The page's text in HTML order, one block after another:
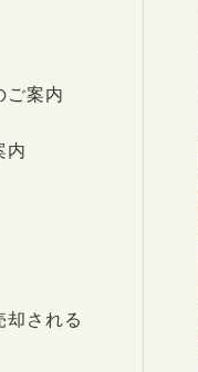
ご案内
内
却される